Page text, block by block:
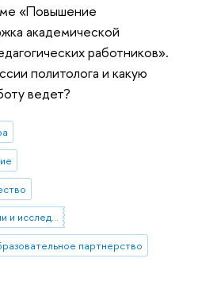
«Повышение
академической
работников».
политолога и какую
ведет?
иностранные преподаватели и исследователи
партнерство